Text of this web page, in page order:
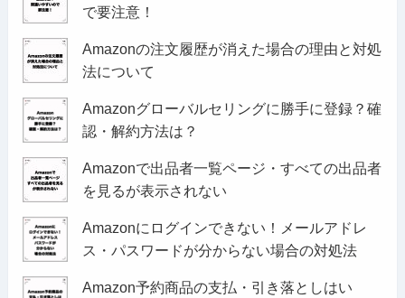
で要注意！
Amazonの注文履歴が消えた場合の理由と対処
法について
Amazonグローバルセリングに勝手に登録？確
認・解約方法は？
Amazonで出品者一覧ページ・すべての出品者
を見るが表示されない
Amazonにログインできない！メールアドレ
ス・パスワードが分からない場合の対処法
Amazon予約商品の支払・引き落としはい